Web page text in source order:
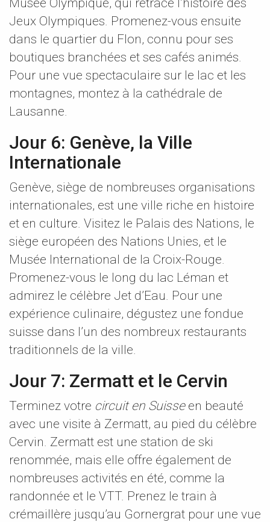
Musée Olympique, qui retrace l’histoire des
Jeux Olympiques. Promenez-vous ensuite
dans le quartier du Flon, connu pour ses
boutiques branchées et ses cafés animés.
Pour une vue spectaculaire sur le lac et les
montagnes, montez à la cathédrale de
Lausanne.
Jour 6: Genève, la Ville
Internationale
Genève, siège de nombreuses organisations
internationales, est une ville riche en histoire
et en culture. Visitez le Palais des Nations, le
siège européen des Nations Unies, et le
Musée International de la Croix-Rouge.
Promenez-vous le long du lac Léman et
admirez le célèbre Jet d’Eau. Pour une
expérience culinaire, dégustez une fondue
suisse dans l’un des nombreux restaurants
traditionnels de la ville.
Jour 7: Zermatt et le Cervin
Terminez votre circuit en Suisseen beauté
avec une visite à Zermatt, au pied du célèbre
Cervin. Zermatt est une station de ski
renommée, mais elle offre également de
nombreuses activités en été, comme la
randonnée et le VTT. Prenez le train à
crémaillère jusqu’au Gornergrat pour une vue